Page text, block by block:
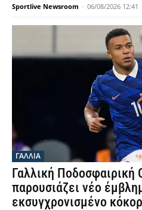
Sportlive Newsroom - 06/08/2026 12:41
ΓΑΛΛΙΑ
Γαλλική Ποδοσφαιρική
παρουσιάζει νέο
εκσυγχρονισμένο